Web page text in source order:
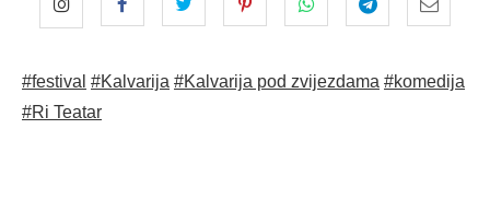
#festival #Kalvarija #Kalvarija pod zvijezdama #komedija
#Ri Teatar